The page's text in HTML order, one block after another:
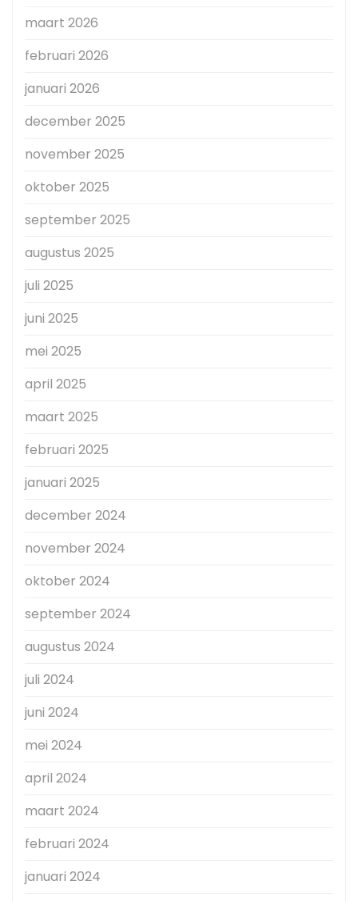
maart 2026
februari 2026
januari 2026
december 2025
november 2025
oktober 2025
september 2025
augustus 2025
juli 2025
juni 2025
mei 2025
april 2025
maart 2025
februari 2025
januari 2025
december 2024
november 2024
oktober 2024
september 2024
augustus 2024
juli 2024
juni 2024
mei 2024
april 2024
maart 2024
februari 2024
januari 2024